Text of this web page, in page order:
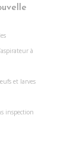
à
et larves
inspection